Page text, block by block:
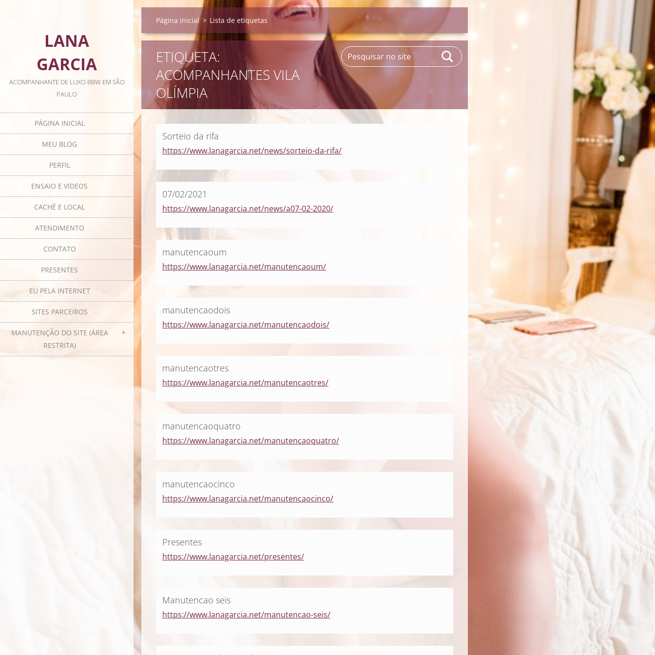
LANA
GARCIA
ACOMPANHANTE DE LUXO BBW EM SÃO
PAULO
PÁGINA INICIAL
MEU BLOG
PERFIL
ENSAIO E VIDEOS
CACHÊ E LOCAL
ATENDIMENTO
CONTATO
PRESENTES
EU PELA INTERNET
SITES PARCEIROS
MANUTENÇÃO DO SITE (ÁREA
RESTRITA)
Página inicial > Lista de etiquetas
ETIQUETA:
ACOMPANHANTES VILA
OLÍMPIA
Sorteio da rifa
https://www.lanagarcia.net/news/sorteio-da-rifa/
07/02/2021
https://www.lanagarcia.net/news/a07-02-2020/
manutencaoum
https://www.lanagarcia.net/manutencaoum/
manutencaodois
https://www.lanagarcia.net/manutencaodois/
manutencaotres
https://www.lanagarcia.net/manutencaotres/
manutencaoquatro
https://www.lanagarcia.net/manutencaoquatro/
manutencaocinco
https://www.lanagarcia.net/manutencaocinco/
Presentes
https://www.lanagarcia.net/presentes/
Manutencao seis
https://www.lanagarcia.net/manutencao-seis/